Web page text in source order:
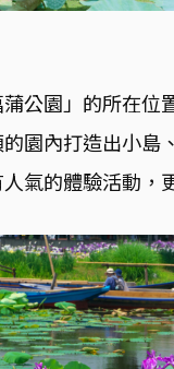
蒲公園」的所在
園內打造出小島
氣的體驗活動，